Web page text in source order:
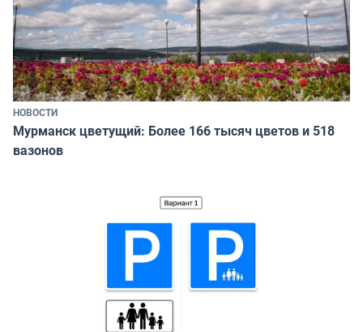
НОВОСТИ
Мурманск цветущий: Более 166 тысяч цветов и 518
вазонов